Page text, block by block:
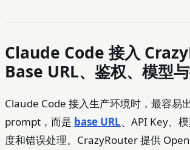
Claude Code 接入
Base URL、鉴权、模型
Claude Code 接入生产环境时，最容易
prompt，而是 base URL、API Key、
度和错误处理。CrazyRouter 提供